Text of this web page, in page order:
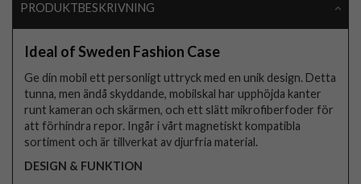
PRODUKTBESKRIVNING
Ideal of Sweden Fashion Case
Ge din mobil ett personligt uttryck med en unik design. Detta
tunna, men ändå skyddande, mobilskal har upphöjda kanter
runt kameran och skärmen, och ett slätt mikrofiberfoder för
att förhindra repor. Ingår i vårt magnetiskt kompatibla
sortiment och är tillverkat av djurfria material.
DESIGN & FUNKTION